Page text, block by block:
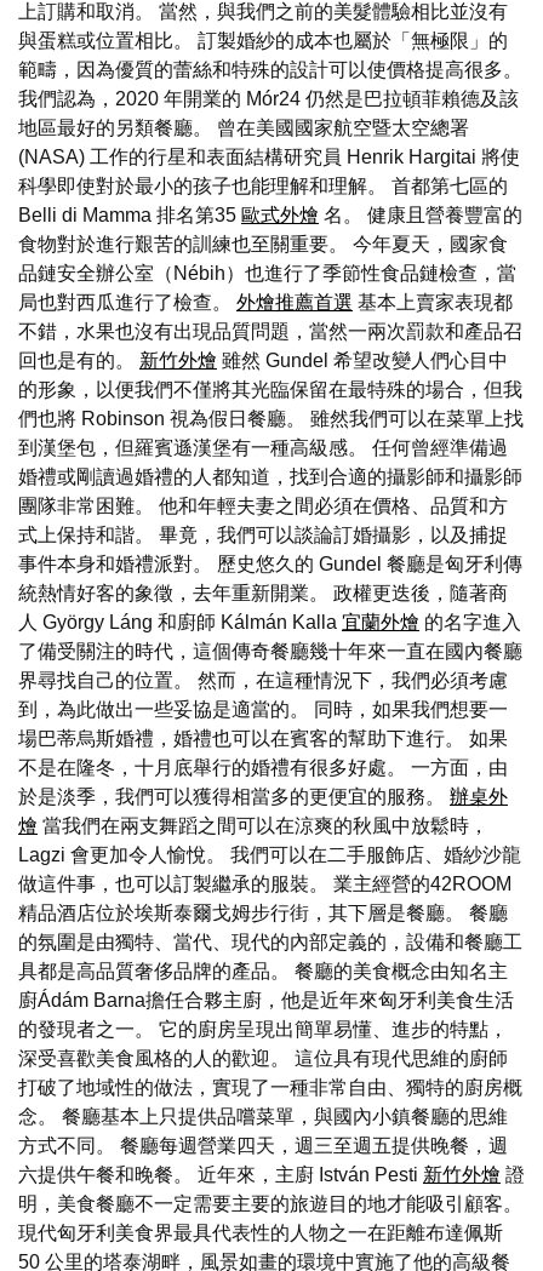
上訂購和取消。 當然，與我們之前的美髮體驗相比並沒有
與蛋糕或位置相比。 訂製婚紗的成本也屬於「無極限」的
範疇，因為優質的蕾絲和特殊的設計可以使價格提高很多。
我們認為，2020 年開業的 Mór24 仍然是巴拉頓菲賴德及該
地區最好的另類餐廳。 曾在美國國家航空暨太空總署
(NASA) 工作的行星和表面結構研究員 Henrik Hargitai 將使
科學即使對於最小的孩子也能理解和理解。 首都第七區的
Belli di Mamma 排名第35 歐式外燴 名。 健康且營養豐富的
食物對於進行艱苦的訓練也至關重要。 今年夏天，國家食
品鏈安全辦公室（Nébih）也進行了季節性食品鏈檢查，當
局也對西瓜進行了檢查。 外燴推薦首選 基本上賣家表現都
不錯，水果也沒有出現品質問題，當然一兩次罰款和產品召
回也是有的。 新竹外燴 雖然 Gundel 希望改變人們心目中
的形象，以便我們不僅將其光臨保留在最特殊的場合，但我
們也將 Robinson 視為假日餐廳。 雖然我們可以在菜單上找
到漢堡包，但羅賓遜漢堡有一種高級感。 任何曾經準備過
婚禮或剛讀過婚禮的人都知道，找到合適的攝影師和攝影師
團隊非常困難。 他和年輕夫妻之間必須在價格、品質和方
式上保持和諧。 畢竟，我們可以談論訂婚攝影，以及捕捉
事件本身和婚禮派對。 歷史悠久的 Gundel 餐廳是匈牙利傳
統熱情好客的象徵，去年重新開業。 政權更迭後，隨著商
人 György Láng 和廚師 Kálmán Kalla 宜蘭外燴 的名字進入
了備受關注的時代，這個傳奇餐廳幾十年來一直在國內餐廳
界尋找自己的位置。 然而，在這種情況下，我們必須考慮
到，為此做出一些妥協是適當的。 同時，如果我們想要一
場巴蒂烏斯婚禮，婚禮也可以在賓客的幫助下進行。 如果
不是在隆冬，十月底舉行的婚禮有很多好處。 一方面，由
於是淡季，我們可以獲得相當多的更便宜的服務。 辦桌外
燴 當我們在兩支舞蹈之間可以在涼爽的秋風中放鬆時，
Lagzi 會更加令人愉悅。 我們可以在二手服飾店、婚紗沙龍
做這件事，也可以訂製繼承的服裝。 業主經營的42ROOM
精品酒店位於埃斯泰爾戈姆步行街，其下層是餐廳。 餐廳
的氛圍是由獨特、當代、現代的內部定義的，設備和餐廳工
具都是高品質奢侈品牌的產品。 餐廳的美食概念由知名主
廚Ádám Barna擔任合夥主廚，他是近年來匈牙利美食生活
的發現者之一。 它的廚房呈現出簡單易懂、進步的特點，
深受喜歡美食風格的人的歡迎。 這位具有現代思維的廚師
打破了地域性的做法，實現了一種非常自由、獨特的廚房概
念。 餐廳基本上只提供品嚐菜單，與國內小鎮餐廳的思維
方式不同。 餐廳每週營業四天，週三至週五提供晚餐，週
六提供午餐和晚餐。 近年來，主廚 István Pesti 新竹外燴 證
明，美食餐廳不一定需要主要的旅遊目的地才能吸引顧客。
現代匈牙利美食界最具代表性的人物之一在距離布達佩斯
50 公里的塔泰湖畔，風景如畫的環境中實施了他的高級餐